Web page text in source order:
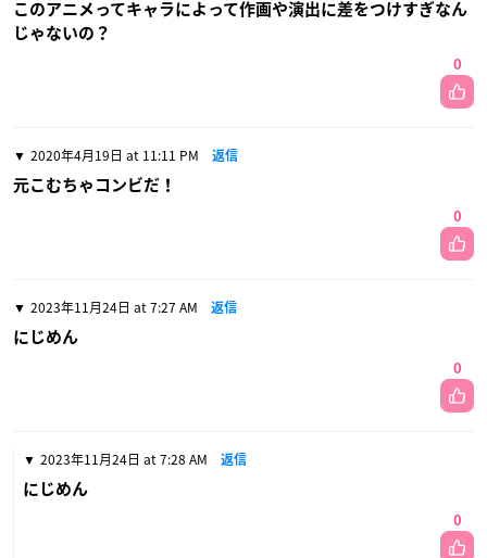
このアニメってキャラによって作画や演出に差をつけすぎなん
じゃないの？
0
2020年4月19日 at 11:11 PM 返信
元こむちゃコンビだ！
0
2023年11月24日 at 7:27 AM 返信
にじめん
0
2023年11月24日 at 7:28 AM 返信
にじめん
0